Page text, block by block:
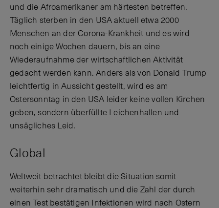
und die Afroamerikaner am härtesten betreffen.
Täglich sterben in den USA aktuell etwa 2000
Menschen an der Corona-Krankheit und es wird
noch einige Wochen dauern, bis an eine
Wiederaufnahme der wirtschaftlichen Aktivität
gedacht werden kann. Anders als von Donald Trump
leichtfertig in Aussicht gestellt, wird es am
Ostersonntag in den USA leider keine vollen Kirchen
geben, sondern überfüllte Leichenhallen und
unsägliches Leid.
Global
Weltweit betrachtet bleibt die Situation somit
weiterhin sehr dramatisch und die Zahl der durch
einen Test bestätigen Infektionen wird nach Ostern